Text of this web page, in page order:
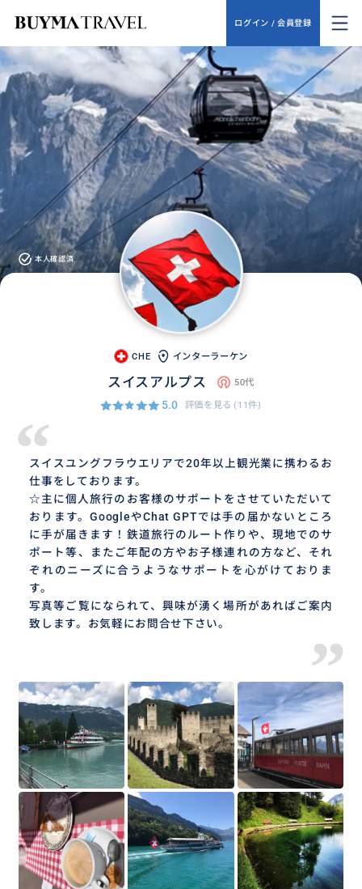
ログイン / 会員登録
本人確認済
CHE インターラーケン
スイスアルプス 50代
5.0 評価を見る (11件)
“
スイスユングフラウエリアで20年以上観光業に携わるお
仕事をしております。
☆主に個人旅行のお客様のサポートをさせていただいて
おります。GoogleやChat GPTでは手の届かないところ
に手が届きます！鉄道旅行のルート作りや、現地でのサ
ポート等、またご年配の方やお子様連れの方など、それ
ぞれのニーズに合うようなサポートを心がけておりま
す。
写真等ご覧になられて、興味が湧く場所があればご案内
致します。お気軽にお問合せ下さい。
”